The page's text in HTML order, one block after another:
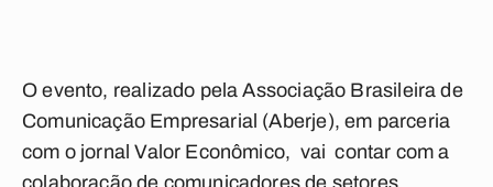
O evento, realizado pela Associação Brasileira de
Comunicação Empresarial (Aberje), em parceria
com o jornal Valor Econômico, vai contar com a
colaboração de comunicadores de setores